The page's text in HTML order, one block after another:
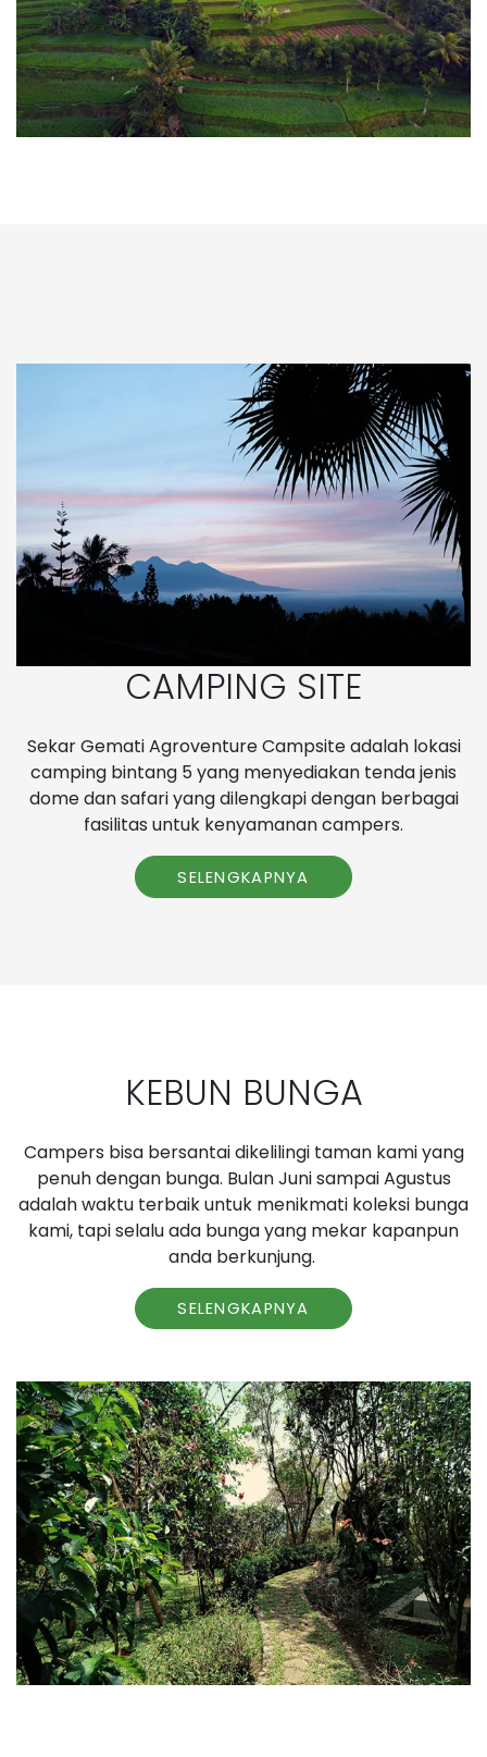
CAMPING SITE
Sekar Gemati Agroventure Campsite adalah lokasi
camping bintang 5 yang menyediakan tenda jenis
dome dan safari yang dilengkapi dengan berbagai
fasilitas untuk kenyamanan campers.
SELENGKAPNYA
KEBUN BUNGA
Campers bisa bersantai dikelilingi taman kami yang
penuh dengan bunga. Bulan Juni sampai Agustus
adalah waktu terbaik untuk menikmati koleksi bunga
kami, tapi selalu ada bunga yang mekar kapanpun
anda berkunjung.
SELENGKAPNYA